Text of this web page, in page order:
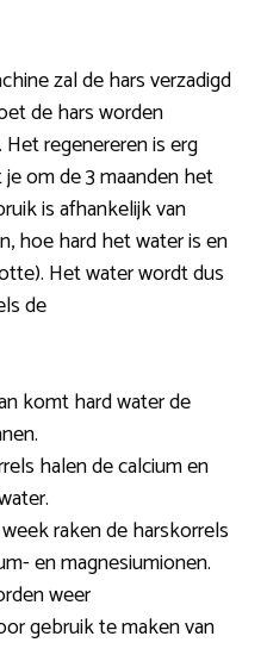
zal de hars verzadigd
de hars worden
regenereren is erg
om de 3 maanden het
is afhankelijk van
hoe hard het water is en
Het water wordt dus
de
komt hard water de
halen de calcium en
raken de harskorrels
en magnesiumionen.
weer
gebruik te maken van